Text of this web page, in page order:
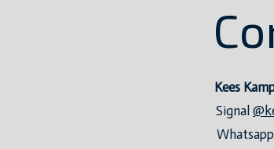
Kees
Signal
Whatsapp